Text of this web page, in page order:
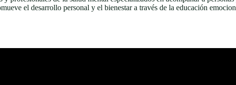
el desarrollo personal y el bienestar a través de la educación